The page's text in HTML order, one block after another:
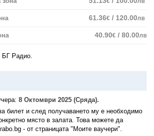
61.36€ / 120.00лв
40.90€ / 80.00лв
БГ Радио.
8 Октомври 2025 (Сряда).
билет и след получаването му е необходимо
място в залата. Това можете да
- от страницата "Моите ваучери".